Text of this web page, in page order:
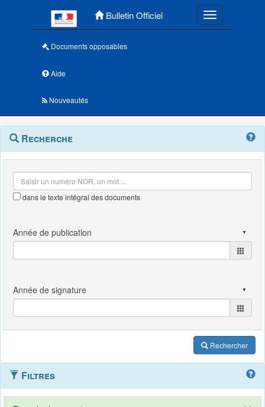
Bulletin Officiel Toggle
Documents opposables
Aide
Nouveautés
Navigation
outils
Menu
contextuel
Recherche
dans le texte intégral des documents
Rechercher
Filtres